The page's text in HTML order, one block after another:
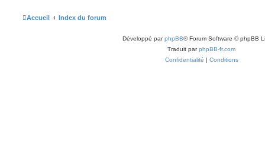
Accueil Index du forum
Développé parphpBB® Forum Software © phpBB
Traduit parphpBB-fr.com
Confidentialité | Conditions